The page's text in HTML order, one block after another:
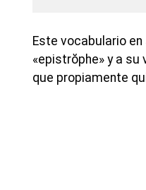
Este vocabulario
«epistrŏphe» y a su
que propiamente